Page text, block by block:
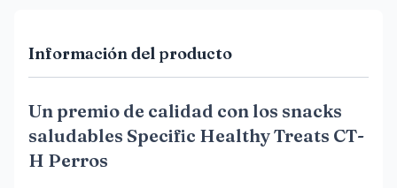
Información del producto
Un premio de calidad con los snacks
saludables Specific Healthy Treats CT-
H Perros